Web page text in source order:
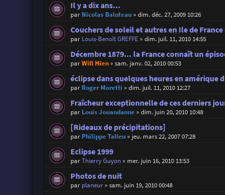
Il y a dix ans...
par Nicolas Baluteau» dim. déc. 27, 2009 10:26
Couchers de soleil et autres en Ile de
par Louis-Benoît GREFFE» dim. juil. 11, 2010 14:55
Décembre 1879... la France connaît un
parWill Hien» sam. janv. 02, 2010 00:53
éclipse dans quelques heures en amérique
par Roger Moretti » dim. juil. 11, 2010 12:27
Fraîcheur exceptionnelle de ces derniers
par Louis Jouandanne» dim. juin 20, 2010 10:48
[Rideaux de précipitations]
par Philippe Talleu» jeu. mars 22, 2007 07:28
Eclipse 1999
parThierry Guyon» mer. juin 16, 2010 13:53
Photos de nuit
par planeur» sam. juin 19, 2010 00:48